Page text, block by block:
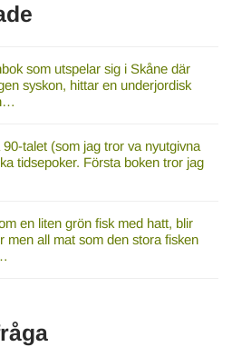
som utspelar sig i Skåne där
syskon, hittar en underjordisk
talet (som jag tror va nyutgivna
tidsepoker. Första boken tror jag
en liten grön fisk med hatt, blir
men all mat som den stora fisken